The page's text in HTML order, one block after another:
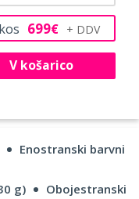
kos 699€
V košarico
Enostranski barvni
g)
Obojestranski